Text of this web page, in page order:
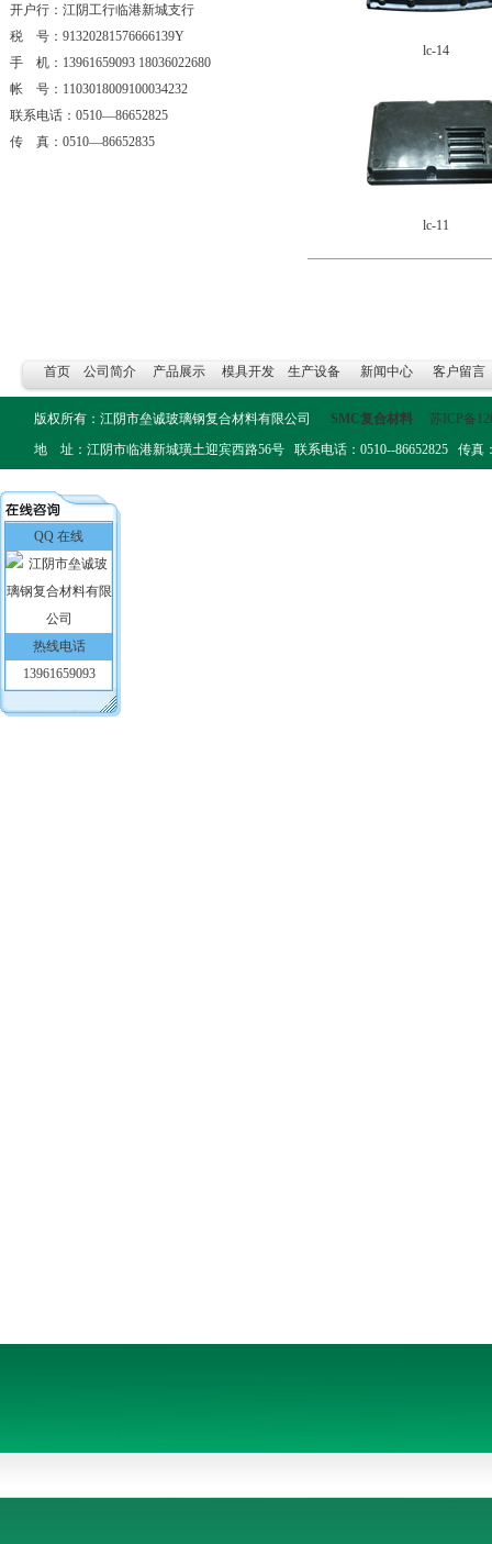
开户行：江阴工行临港新城支行
税 号：91320281576666139Y
手 机：13961659093 18036022680
帐 号：1103018009100034232
联系电话：0510—86652825
传 真：0510—86652835
lc-14
lc-11
首页 公司简介 产品展示 模具开发 生产设备 新闻中心 客户留言
版权所有：江阴市垒诚玻璃钢复合材料有限公司 SMC复合材料
苏ICP备
地 址：江阴市临港新城璜土迎宾西路56号 联系电话：0510--86652825 传真
QQ 在线
热线电话
13961659093